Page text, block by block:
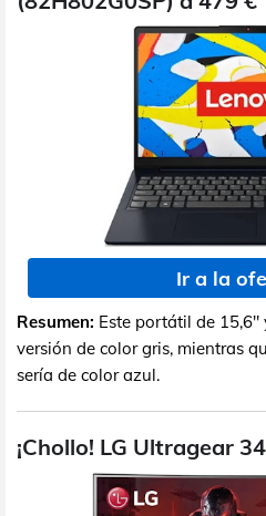
Ir a la
Resumen: Este portátil de
versión de color gris, mientras
sería de color azul.
¡Chollo! LG Ultragear